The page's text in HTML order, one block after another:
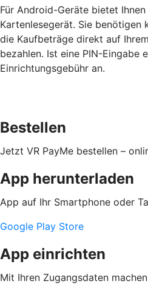
Für Android-Geräte bietet
Kartenlesegerät. Sie benötigen
die Kaufbeträge direkt auf
bezahlen. Ist eine PIN-
Einrichtungsgebühr an.
Bestellen
Jetzt VR PayMe bestellen –
App herunterladen
App auf Ihr Smartphone oder
Google Play Store
App einrichten
Mit Ihren Zugangsdaten